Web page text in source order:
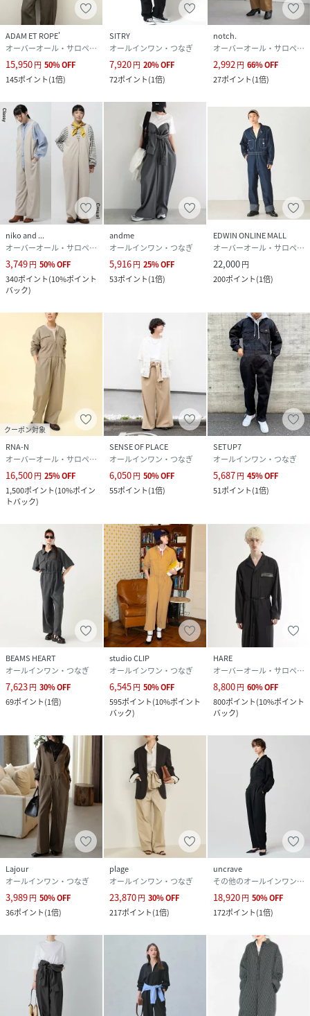
ADAM ET ROPE'
オーバーオール・サロペット
15,950円 50%OFF
145ポイント(1倍)
SITRY
オールインワン・つなぎ
7,920円 20%OFF
72ポイント(1倍)
notch.
オーバーオール・サロペット
2,992 円 66%OFF
27ポイント(1倍)
niko and ...
オーバーオール・サロペット
3,749円 50%OFF
340ポイント(10%ポイント
バック)
andme
オールインワン・つなぎ
5,916円 25%OFF
53ポイント(1倍)
EDWIN ONLINE MALL
オーバーオール・サロペット
22,000円
200ポイント(1倍)
クーポン対象
RNA-N
オーバーオール・サロペット
16,500円 25%OFF
1,500ポイント(10%ポイン
トバック)
SENSE OF PLACE
オールインワン・つなぎ
6,050円 50%OFF
55ポイント(1倍)
SETUP7
オールインワン・つなぎ
5,687円 45%OFF
51ポイント(1倍)
BEAMS HEART
オールインワン・つなぎ
7,623円 30%OFF
69ポイント(1倍)
studio CLIP
オールインワン・つなぎ
6,545円 50%OFF
595ポイント(10%ポイント
バック)
HARE
オーバーオール・サロペット
8,800円 60%OFF
800ポイント(10%ポイント
バック)
Lajour
オールインワン・つなぎ
3,989円 50%OFF
36ポイント(1倍)
plage
オールインワン・つなぎ
23,870円 30%OFF
217ポイント(1倍)
uncrave
その他のオールインワン・オーバーオール
18,920円 50%OFF
172ポイント(1倍)